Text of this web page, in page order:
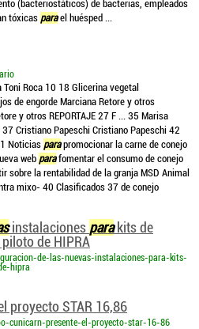
(bacteriostáticos) de bacterias, empleados
tóxicas parael huésped ...
Toni Roca 10 18 Glicerina vegetal
de engorde Marciana Retore y otros
y otros REPORTAJE 27 F ... 35 Marisa
Cristiano Papeschi Cristiano Papeschi 42
Noticias parapromocionar la carne de conejo
web parafomentar el consumo de conejo
sobre la rentabilidad de la granja MSD Animal
mixo- 40 Clasificados 37 de conejo
instalaciones parakits de
de HIPRA
de-las-nuevas-instalaciones-para-kits-
hipra
proyecto STAR 16,86
cunicarn-presente-el-proyecto-star-16-86